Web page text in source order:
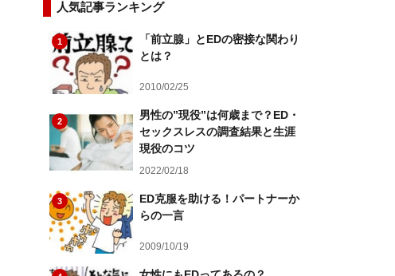
人気記事ランキング
1
「前立腺」とEDの密接な関わり
とは？
2010/02/25
2
男性の”現役”は何歳まで？ED・
セックスレスの調査結果と生涯
現役のコツ
2022/02/18
3
ED克服を助ける！パートナーか
らの一言
2009/10/19